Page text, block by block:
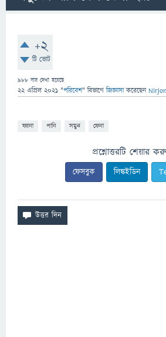
+2
টি ভোট
988 বার দেখা হয়েছে
22 এপ্রিল 2021 "পরিবেশ" বিভাগে জিজ্ঞাসাকরেছেন
ফ্যানা পানি সমুদ্র ফেনা
প্রশ্নোত্তরটি শেয়ার
ফেসবুক লিঙ্কইডিন